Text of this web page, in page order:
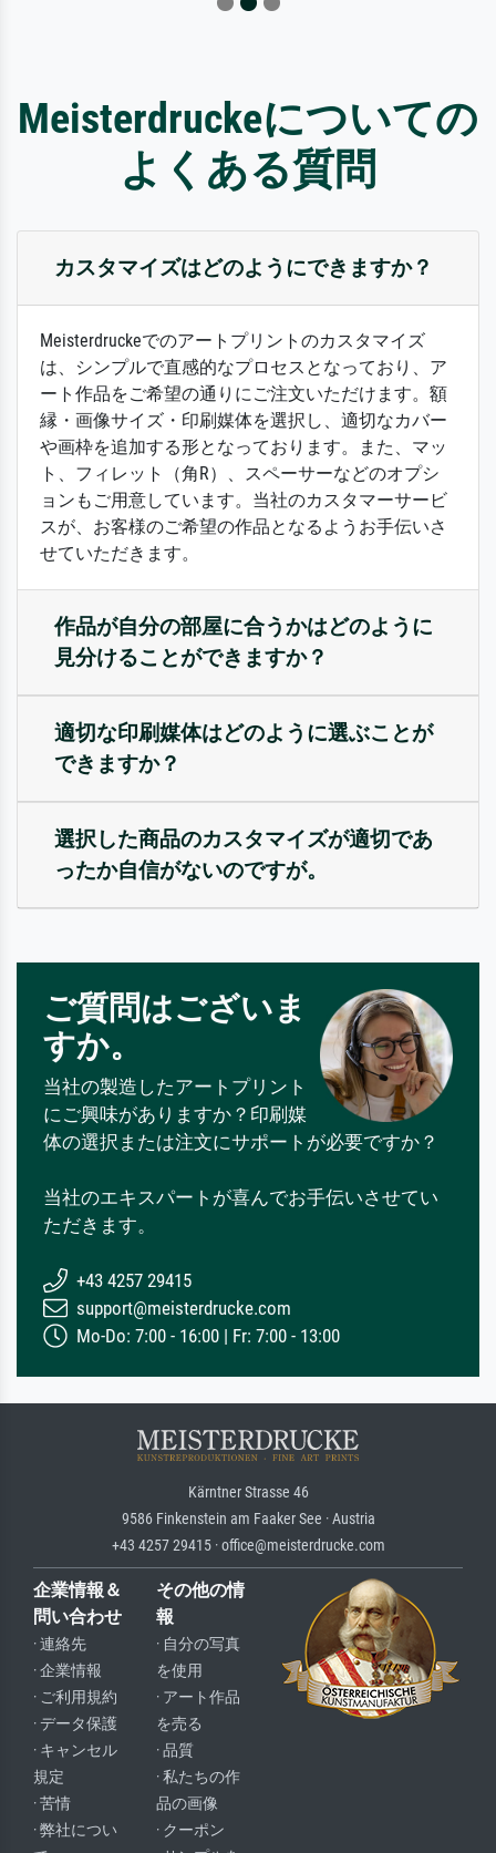
Meisterdruckeについての
よくある質問
カスタマイズはどのようにできますか？
Meisterdruckeでのアートプリントのカスタマイズ
は、シンプルで直感的なプロセスとなっており、ア
ート作品をご希望の通りにご注文いただけます。額
縁・画像サイズ・印刷媒体を選択し、適切なカバー
や画枠を追加する形となっております。また、マッ
ト、フィレット（角R）、スペーサーなどのオプシ
ョンもご用意しています。当社のカスタマーサービ
スが、お客様のご希望の作品となるようお手伝いさ
せていただきます。
作品が自分の部屋に合うかはどのように
見分けることができますか？
適切な印刷媒体はどのように選ぶことが
できますか？
選択した商品のカスタマイズが適切であ
ったか自信がないのですが。
ご質問はございま
すか。
当社の製造したアートプリント
にご興味がありますか？印刷媒
体の選択または注文にサポートが必要ですか？
当社のエキスパートが喜んでお手伝いさせてい
ただきます。
+43 4257 29415
support@meisterdrucke.com
Mo-Do: 7:00 - 16:00 | Fr: 7:00 - 13:00
Kärntner Strasse 46
9586 Finkenstein am Faaker See · Austria
+43 4257 29415 · office@meisterdrucke.com
企業情報＆
問い合わせ
· 連絡先
· 企業情報
· ご利用規約
· データ保護
· キャンセル
規定
· 苦情
· 弊社につい
その他の情
報
· 自分の写真
を使用
· アート作品
を売る
· 品質
· 私たちの作
品の画像
· クーポン